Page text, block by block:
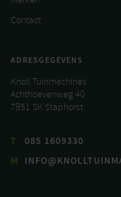
Contact
ADRESGEGEVENS
Knoll Tuinmachines
Achthoevenweg 40
7951 SK Staphorst
T
085 1609330
M